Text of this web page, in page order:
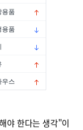
야 한다는 생각"이